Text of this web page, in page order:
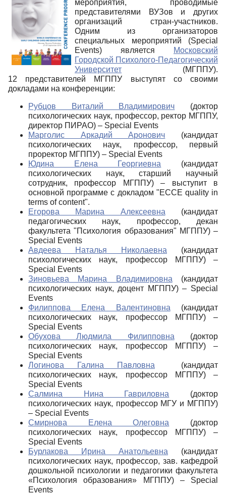
мероприятия, проводимые
представителями ВУЗов и других
организаций стран-участников.
Одним из организаторов
специальных мероприятий (Special
Events) является
Московский
Городской Психолого-Педагогический
Университет (МГППУ).
12 представителей МГППУ выступят со своими
докладами на конференции:
Рубцов Виталий Владимирович (доктор
психологических наук, профессор, ректор МГППУ,
директор ПИРАО) – Special Events
Марголис Аркадий Аронович (кандидат
психологических наук, профессор, первый
проректор МГППУ) – Special Events
Юдина Елена Георгиевна (кандидат
психологических наук, старший научный
сотрудник, профессор МГППУ) – выступит в
основной программе с докладом "ECCE quality in
terms of content".
Егорова Марина Алексеевна (кандидат
педагогических наук, профессор, декан
факультета "Психология образования" МГППУ) –
Special Events
Авдеева Наталья Николаевна (кандидат
психологических наук, профессор МГППУ) –
Special Events
Зиновьева Марина Владимировна (кандидат
психологических наук, доцент МГППУ) – Special
Events
Филиппова Елена Валентиновна (кандидат
психологических наук, профессор МГППУ) –
Special Events
Обухова Людмила Филипповна (доктор
психологических наук, профессор МГППУ) –
Special Events
Логинова Галина Павловна (кандидат
психологических наук, профессор МГППУ) –
Special Events
Салмина Нина Гавриловна (доктор
психологических наук, профессор МГУ и МГППУ)
– Special Events
Смирнова Елена Олеговна (доктор
психологических наук, профессор МГППУ) –
Special Events
Бурлакова Ирина Анатольевна (кандидат
психологических наук, профессор, зав. кафедрой
дошкольной психологии и педагогики факультета
«Психология образования» МГППУ) – Special
Events